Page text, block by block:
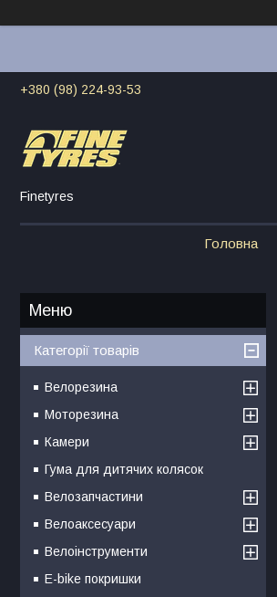
+380 (98) 224-93-53
Finetyres
Головна
Категорії товарів
Велорезина
Моторезина
Камери
Гума для дитячих колясок
Велозапчастини
Велоаксесуари
Велоінструменти
E-bike покришки